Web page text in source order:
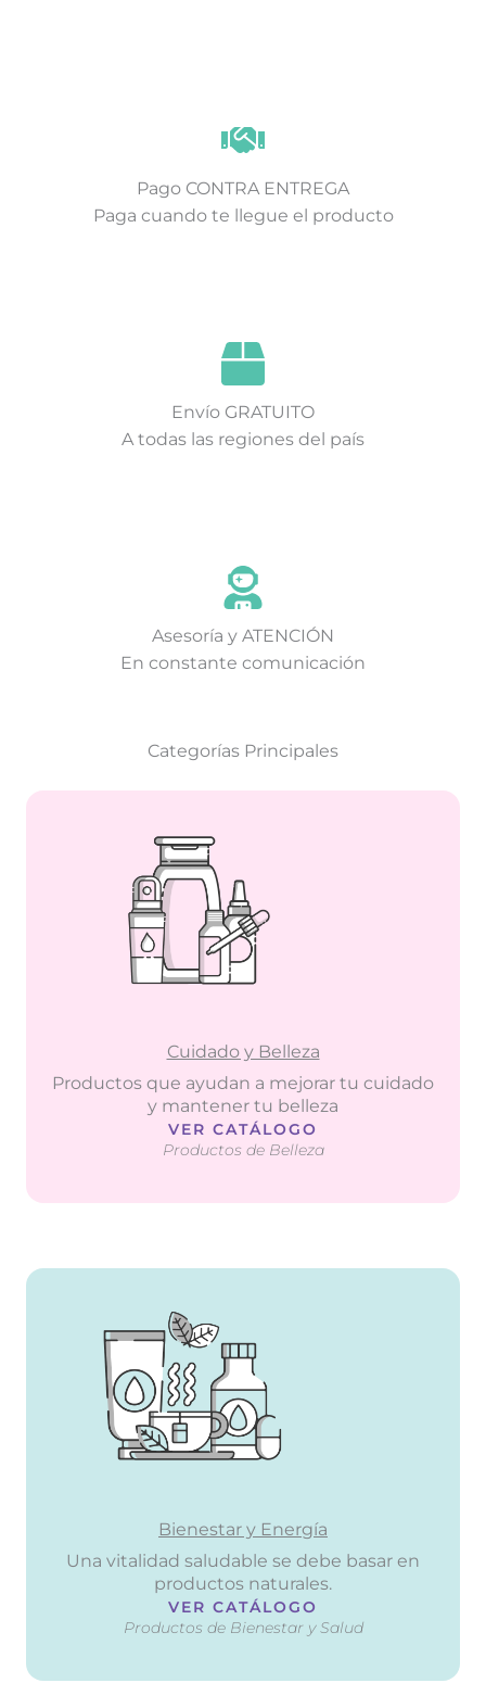
Pago CONTRA ENTREGA
Paga cuando te llegue el producto
Envío GRATUITO
A todas las regiones del país
Asesoría y ATENCIÓN
En constante comunicación
Categorías Principales
Cuidado y Belleza
Productos que ayudan a mejorar tu cuidado
y mantener tu belleza
VER CATÁLOGO
Productos de Belleza
Bienestar y Energía
Una vitalidad saludable se debe basar en
productos naturales.
VER CATÁLOGO
Productos de Bienestar y Salud